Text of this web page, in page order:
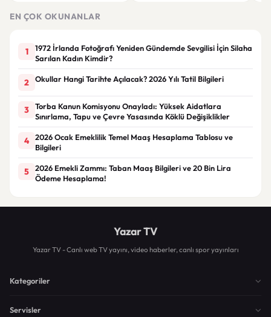
EN ÇOK OKUNANLAR
1
1972 İrlanda Fotoğrafı Yeniden Gündemde Sevgilisi İçin Silaha
Sarılan Kadın Kimdir?
2 Okullar Hangi Tarihte Açılacak? 2026 Yılı Tatil Bilgileri
3
Torba Kanun Komisyonu Onayladı: Yüksek Aidatlara
Sınırlama, Tapu ve Çevre Yasasında Köklü Değişiklikler
4
2026 Ocak Emeklilik Temel Maaş Hesaplama Tablosu ve
Bilgileri
5
2026 Emekli Zammı: Taban Maaş Bilgileri ve 20 Bin Lira
Ödeme Hesaplama!
Yazar TV
Yazar TV - Canlı web TV yayını, video haberler, canlı spor yayınları
Kategoriler
Servisler